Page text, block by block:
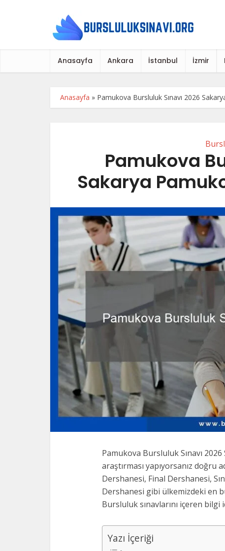
Anasayfa Ankara İstanbul İzmir
Anasayfa » Pamukova Bursluluk Sınavı 2026
Pamukova
Sakarya
Pamukova Bursluluk Sınavı
araştırması yapıyorsanız
Dershanesi, Final Dershanesi,
Dershanesi gibi ülkemizdeki en
Bursluluk sınavlarını içeren bilgi
Yazı İçeriği